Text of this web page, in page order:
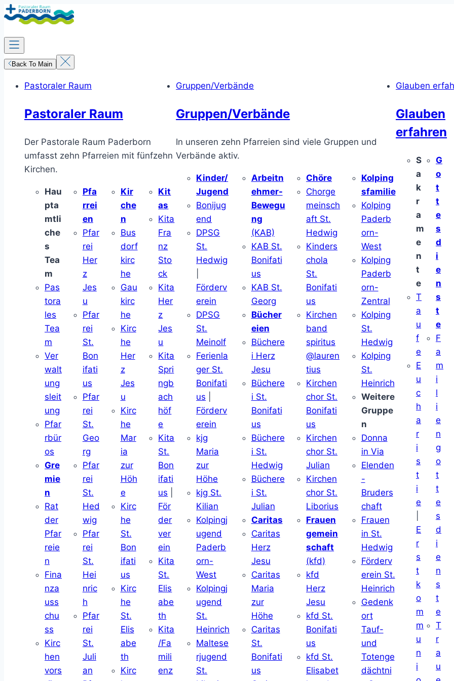
Zum
Inhalt
springen
Back To Main
Pastoraler Raum
Pastoraler Raum
Der Pastorale Raum Paderborn
umfasst zehn Pfarreien mit fünfzehn
Kirchen.
Hau
pta
mtli
che
s
Tea
m
Pas
tora
les
Tea
m
Ver
walt
ung
sleit
ung
Pfar
rbür
os
Gre
mie
n
Rat
der
Pfar
reie
n
Fina
nza
uss
chu
ss
Kirc
hen
vors
Pfa
rrei
en
Pfar
rei
Her
z
Jes
u
Pfar
rei
St.
Bon
ifati
us
Pfar
rei
St.
Geo
rg
Pfar
rei
St.
Hed
wig
Pfar
rei
St.
Hei
nric
h
Pfar
rei
St.
Juli
an
Kir
che
n
Bus
dorf
kirc
he
Gau
kirc
he
Kirc
he
Her
z
Jes
u
Kirc
he
Mar
ia
zur
Höh
e
Kirc
he
St.
Bon
ifati
us
Kirc
he
St.
Elis
abe
th
Kirc
Kit
as
Kita
Fra
nz
Sto
ck
Kita
Her
z
Jes
u
Kita
Spri
ngb
ach
höf
e
Kita
St.
Bon
ifati
us
För
der
ver
ein
Kita
St.
Elis
abe
th
Kita
/Fa
mili
enz
Gruppen/Verbände
Gruppen/Verbände
In unseren zehn Pfarreien sind viele Gruppen und
Verbände aktiv.
Kinder/
Jugend
Bonijug
end
DPSG
St.
Hedwig
Förderv
erein
DPSG
St.
Meinolf
Ferienla
ger St.
Bonifati
us
Förderv
erein
kjg
Maria
zur
Höhe
kjg St.
Kilian
Kolpingj
ugend
Paderb
orn-
West
Kolpingj
ugend
St.
Heinrich
Maltese
rjugend
St.
Arbeitn
ehmer-
Bewegu
ng
(KAB)
KAB St.
Bonifati
us
KAB St.
Georg
Bücher
eien
Büchere
i Herz
Jesu
Büchere
i St.
Bonifati
us
Büchere
i St.
Hedwig
Büchere
i St.
Julian
Caritas
Caritas
Herz
Jesu
Caritas
Maria
zur
Höhe
Caritas
St.
Bonifati
us
Chöre
Chorge
meinsch
aft St.
Hedwig
Kinders
chola
St.
Bonifati
us
Kirchen
band
spiritus
@lauren
tius
Kirchen
chor St.
Bonifati
us
Kirchen
chor St.
Julian
Kirchen
chor St.
Liborius
Frauen
gemein
schaft
(kfd)
kfd
Herz
Jesu
kfd St.
Bonifati
us
kfd St.
Elisabet
Kolping
sfamilie
Kolping
Paderb
orn-
West
Kolping
Paderb
orn-
Zentral
Kolping
St.
Hedwig
Kolping
St.
Heinrich
Weitere
Gruppe
n
Donna
in Via
Elenden
-
Bruders
chaft
Frauen
in St.
Hedwig
Förderv
erein St.
Heinrich
Gedenk
ort
Tauf-
und
Totenge
dächtni
Glauben
Glauben
erfahren
S
a
k
r
a
m
e
n
t
e
T
a
u
f
e
E
u
c
h
a
r
i
s
t
i
e
E
r
s
t
k
o
m
m
u
n
i
G
o
t
t
e
s
d
i
e
n
s
t
e
F
a
m
i
l
i
e
n
g
o
t
t
e
s
d
i
e
n
s
t
e
T
r
a
u